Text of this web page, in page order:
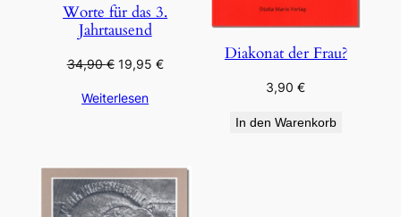
Worte für das 3.
Jahrtausend
34,90€ Ursprünglicher
war:
19,95 €Aktueller
Weiterlesen
Diakonat der Frau?
3,90€
In den Warenkorb